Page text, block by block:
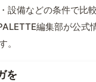
設備などの条件で比
編集部が公式
。
を